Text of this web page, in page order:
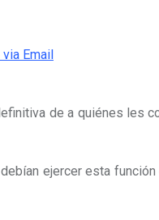
via Email
de a quiénes
ejercer esta